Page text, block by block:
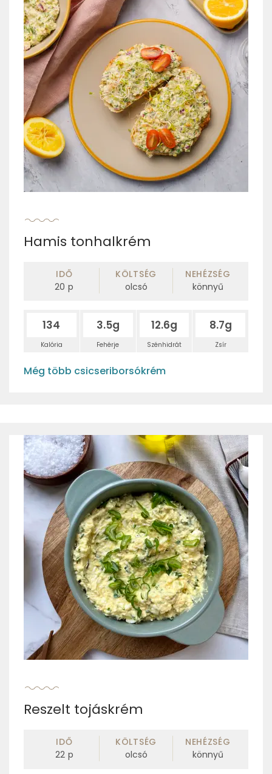
Hamis tonhalkrém
IDŐ
20 p
KÖLTSÉG
olcsó
NEHÉZSÉG
könnyű
134
Kalória
3.5g
Fehérje
12.6g
Szénhidrát
8.7g
Zsír
Még több csicseriborsókrém
Reszelt tojáskrém
IDŐ
22 p
KÖLTSÉG
olcsó
NEHÉZSÉG
könnyű